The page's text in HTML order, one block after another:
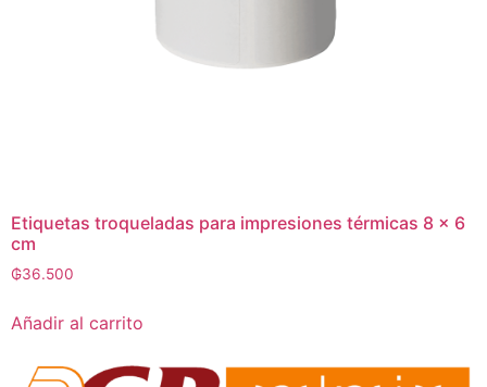
Etiquetas troqueladas para impresiones térmicas 8 x 6
cm
₲36.500
Añadir al carrito